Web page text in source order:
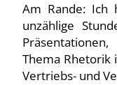
Am Rande: Ich
unzählige
Thema Rhetorik
Vertriebs- und